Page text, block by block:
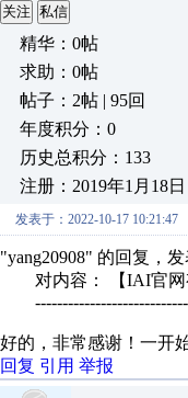
关注 私信
精华：0帖
求助：0帖
帖子：2帖 | 95回
年度积分：0
历史总积分：133
注册：2019年1月18日
发表于：2022-10-17 10:21:47
"yang20908" 的回复，
对内容： 【IAI官网
好的，非常感谢！一开
回复 引用 举报